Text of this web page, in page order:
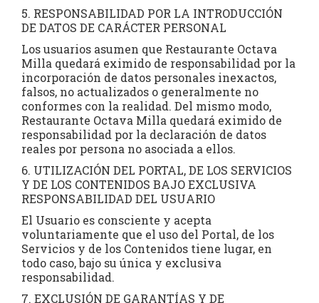
5. RESPONSABILIDAD POR LA INTRODUCCIÓN
DE DATOS DE CARÁCTER PERSONAL
Los usuarios asumen que Restaurante Octava
Milla quedará eximido de responsabilidad por la
incorporación de datos personales inexactos,
falsos, no actualizados o generalmente no
conformes con la realidad. Del mismo modo,
Restaurante Octava Milla quedará eximido de
responsabilidad por la declaración de datos
reales por persona no asociada a ellos.
6. UTILIZACIÓN DEL PORTAL, DE LOS SERVICIOS
Y DE LOS CONTENIDOS BAJO EXCLUSIVA
RESPONSABILIDAD DEL USUARIO
El Usuario es consciente y acepta
voluntariamente que el uso del Portal, de los
Servicios y de los Contenidos tiene lugar, en
todo caso, bajo su única y exclusiva
responsabilidad.
7. EXCLUSIÓN DE GARANTÍAS Y DE